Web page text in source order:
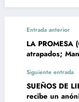
Entrada anterior
LA
atrapados;
Siguiente entrada
SUEÑOS DE
recibe un